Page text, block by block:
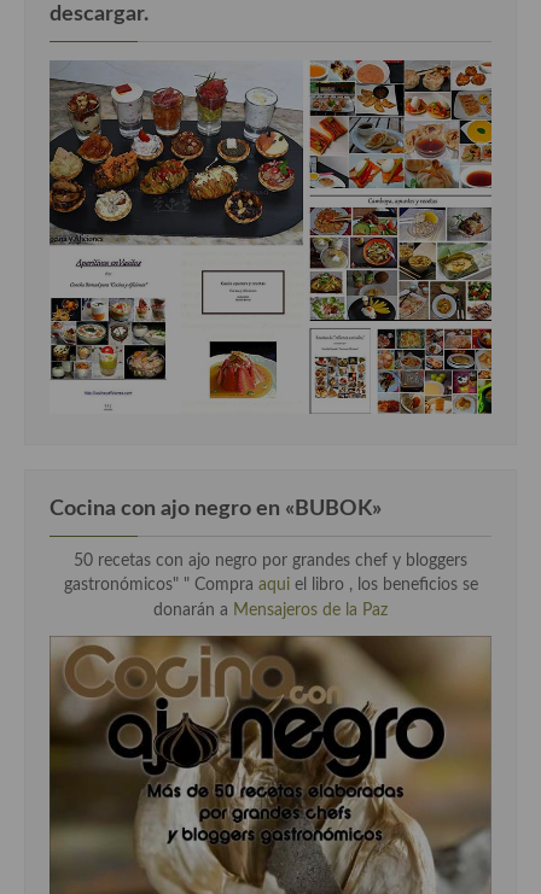
descargar.
Cocina con ajo negro en «BUBOK»
50 recetas con ajo negro por grandes chef y bloggers
gastronómicos" " Compra aqui el libro , los beneficios se
donarán a Mensajeros de la Paz